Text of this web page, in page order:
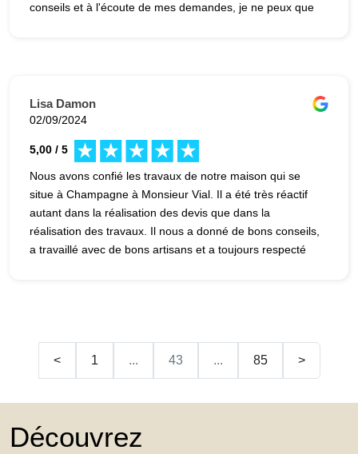
conseils et à l'écoute de mes demandes, je ne peux que
Lisa Damon
02/09/2024
5,00 / 5
Nous avons confié les travaux de notre maison qui se
situe à Champagne à Monsieur Vial. Il a été très réactif
autant dans la réalisation des devis que dans la
réalisation des travaux. Il nous a donné de bons conseils,
a travaillé avec de bons artisans et a toujours respecté
< 1 ... 43 ... 85 >
Découvrez